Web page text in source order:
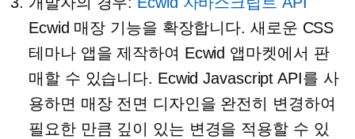
Ecwid 매장 기능을 확장합니다. 새로운 CSS
테마나 앱을 제작하여 Ecwid 앱마켓에서 판
매할 수 있습니다. Ecwid Javascript API를 사
용하면 매장 전면 디자인을 완전히 변경하여
필요한 만큼 깊이 있는 변경을 적용할 수 있